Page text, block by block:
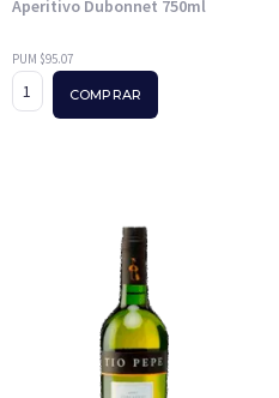
Aperitivo Dubonnet 750ml
PUM $95.07
COMPRAR